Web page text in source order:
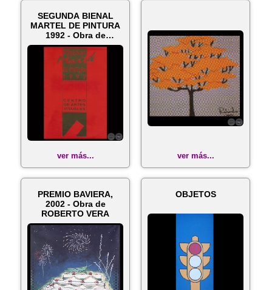
SEGUNDA BIENAL
MARTEL DE PINTURA
1992 - Obra de
ROBERTO VERA
ver más... ver más...
PREMIO BAVIERA,
2002 - Obra de
ROBERTO VERA
OBJETOS